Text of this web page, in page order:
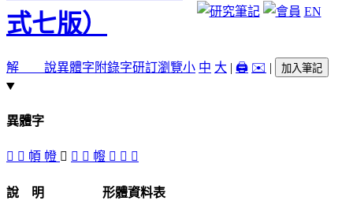
EN
解 說異體字 附錄字研訂瀏覽小 中 大 | 🖨️ ✉️ | 加入筆記
異體字
󱬧 󱬨 幁 㡠 󱬩 󱬥 󱬦 㡧 𢹑 𥨰 󱬤
說 明 形體資料表